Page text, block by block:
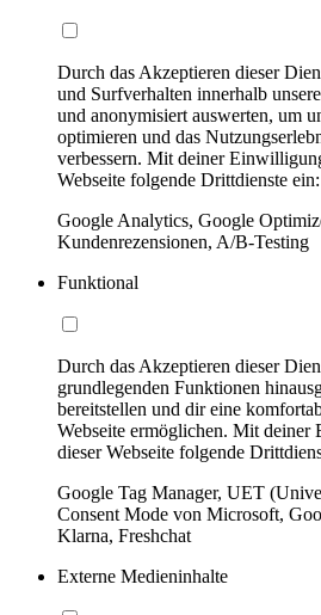
Durch das Akzeptieren dieser
und Surfverhalten innerhalb
und anonymisiert auswerten, um
optimieren und das
verbessern. Mit deiner
Webseite folgende Drittdienste ein:
Google Analytics, Google
Kundenrezensionen, A/B-Testing
Funktional
Durch das Akzeptieren dieser
grundlegenden Funktionen
bereitstellen und dir eine
Webseite ermöglichen. Mit
dieser Webseite folgende
Google Tag Manager, UET
Consent Mode von Microsoft,
Klarna, Freshchat
Externe Medieninhalte